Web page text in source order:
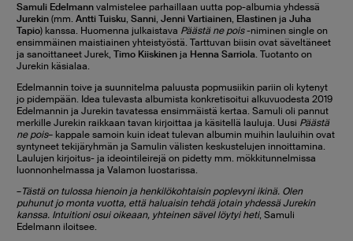
Samuli Edelmannvalmistelee parhaillaan uutta pop-albumia yhdessä
Jurekin(mm. Antti Tuisku, Sanni, Jenni Vartiainen, Elastinen ja Juha
Tapio) kanssa. Huomenna julkaistava Päästä ne pois-niminen single on
ensimmäinen maistiainen yhteistyöstä. Tarttuvan biisin ovat säveltäneet
ja sanoittaneet Jurek, Timo Kiiskinen ja Henna Sarriola. Tuotanto on
Jurekin käsialaa.
Edelmannin toive ja suunnitelma paluusta popmusiikin pariin oli kytenyt
jo pidempään. Idea tulevasta albumista konkretisoitui alkuvuodesta 2019
Edelmannin ja Jurekin tavatessa ensimmäistä kertaa. Samuli oli pannut
merkille Jurekin raikkaan tavan kirjoittaa ja käsitellä lauluja. Uusi Päästä
ne pois– kappale samoin kuin ideat tulevan albumin muihin lauluihin ovat
syntyneet tekijäryhmän ja Samulin välisten keskustelujen innoittamina.
Laulujen kirjoitus- ja ideointileirejä on pidetty mm. mökkitunnelmissa
luonnonhelmassa ja Valamon luostarissa.
–Tästä on tulossa hienoin ja henkilökohtaisin poplevyni ikinä. Olen
puhunut jo monta vuotta, että haluaisin tehdä jotain yhdessä Jurekin
kanssa. Intuitioni osui oikeaan, yhteinen sävel löytyi heti, Samuli
Edelmann iloitsee.